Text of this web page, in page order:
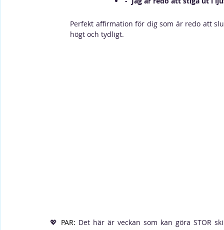
Perfekt affirmation för dig som är redo att
högt och tydligt.
💖 PAR: Det här är veckan som kan göra STOR